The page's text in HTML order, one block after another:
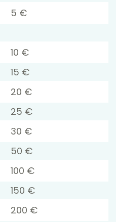
5 €
10 €
15 €
20 €
25 €
30 €
50 €
100 €
150 €
200 €